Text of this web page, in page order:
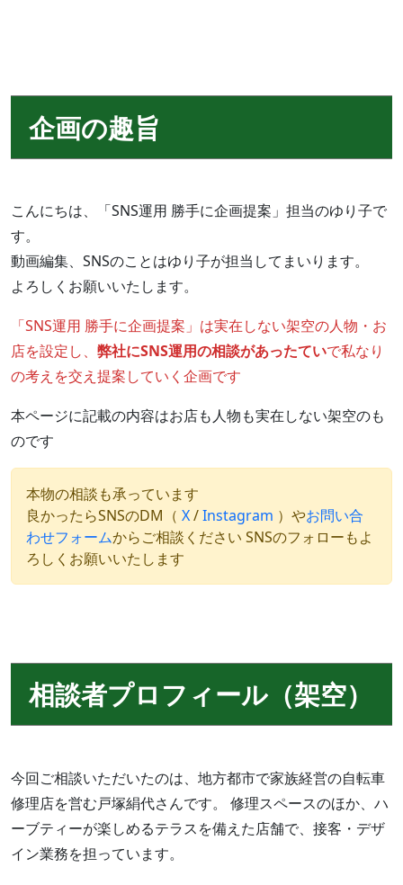
企画の趣旨
こんにちは、「SNS運用 勝手に企画提案」担当のゆり子で
す。
動画編集、SNSのことはゆり子が担当してまいります。
よろしくお願いいたします。
「SNS運用 勝手に企画提案」は実在しない架空の人物・お
店を設定し、 弊社にSNS運用の相談があったていで私なり
の考えを交え提案していく企画です
本ページに記載の内容はお店も人物も実在しない架空のも
のです
本物の相談も承っています
良かったらSNSのDM（ X/Instagram ）やお問い合
わせフォームからご相談ください SNSのフォローもよ
ろしくお願いいたします
相談者プロフィール（架空）
今回ご相談いただいたのは、地方都市で家族経営の自転車
修理店を営む戸塚絹代さんです。 修理スペースのほか、ハ
ーブティーが楽しめるテラスを備えた店舗で、接客・デザ
イン業務を担っています。